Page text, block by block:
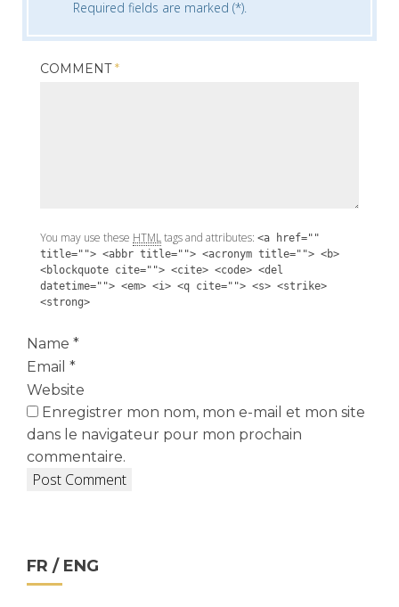
Required fields are marked (*).
COMMENT*
You may use these HTMLtags and attributes: <a href=""
title=""> <abbr title=""> <acronym title=""> <b>
<blockquote cite=""> <cite> <code> <del
datetime=""> <em> <i> <q cite=""> <s> <strike>
<strong>
Name *
Email *
Website
Enregistrer mon nom, mon e-mail et mon site
dans le navigateur pour mon prochain
commentaire.
FR / ENG